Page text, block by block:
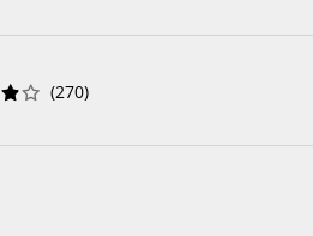


 (270)